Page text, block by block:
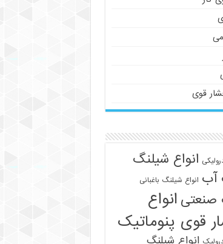
قوی
انواع شیلنگ
آب انواع شیلنگ باغبانی
صنعتی انواع
قوی پنوماتیک
انواع شیلنگ